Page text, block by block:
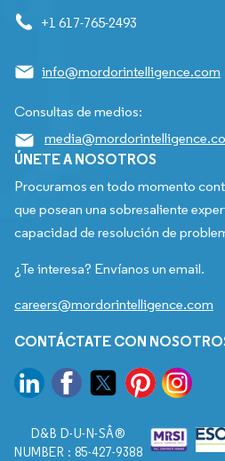
+1 617-765-2493
info@mordorintelligence.com
Consultas de medios:
ÚNETE A NOSOTROS
Procuramos en todo momento
que posean una sobresaliente
capacidad de resolución de
¿Te interesa? Envíanos un email.
careers@mordorintelligence.com
CONTÁCTATE CON
D&B D-U-N-SÂ®
NUMBER : 85-427-9388